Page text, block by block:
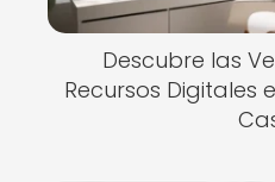
Descubre las
Recursos Digitales